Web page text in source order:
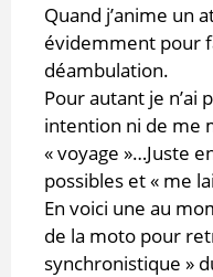
Quand j’anime un
évidemment pour
déambulation.
Pour autant je n’ai
intention ni de me
« voyage »…Juste
possibles et « me
En voici une au
de la moto pour
synchronistique »